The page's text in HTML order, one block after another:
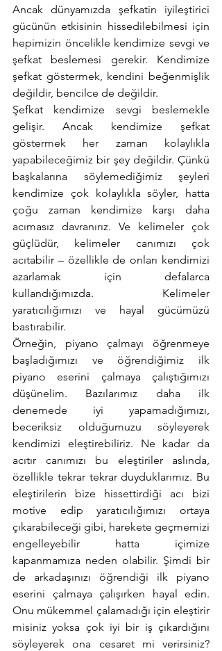
Ancak dünyamızda şefkatin iyileştirici
gücünün etkisinin hissedilebilmesi için
hepimizin öncelikle kendimize sevgi ve
şefkat beslemesi gerekir. Kendimize
şefkat göstermek, kendini beğenmişlik
değildir, bencilce de değildir.
Şefkat kendimize sevgi beslemekle
gelişir. Ancak kendimize şefkat
göstermek her zaman kolaylıkla
yapabileceğimiz bir şey değildir. Çünkü
başkalarına söylemediğimiz şeyleri
kendimize çok kolaylıkla söyler, hatta
çoğu zaman kendimize karşı daha
acımasız davranırız. Ve kelimeler çok
güçlüdür, kelimeler canımızı çok
acıtabilir – özellikle de onları kendimizi
azarlamak için defalarca
kullandığımızda. Kelimeler
yaratıcılığımızı ve hayal gücümüzü
bastırabilir.
Örneğin, piyano çalmayı öğrenmeye
başladığımızı ve öğrendiğimiz ilk
piyano eserini çalmaya çalıştığımızı
düşünelim. Bazılarımız daha ilk
denemede iyi yapamadığımızı,
beceriksiz olduğumuzu söyleyerek
kendimizi eleştirebiliriz. Ne kadar da
acıtır canımızı bu eleştiriler aslında,
özellikle tekrar tekrar duyduklarımız. Bu
eleştirilerin bize hissettirdiği acı bizi
motive edip yaratıcılığımızı ortaya
çıkarabileceği gibi, harekete geçmemizi
engelleyebilir hatta içimize
kapanmamıza neden olabilir. Şimdi bir
de arkadaşınızı öğrendiği ilk piyano
eserini çalmaya çalışırken hayal edin.
Onu mükemmel çalamadığı için eleştirir
misiniz yoksa çok iyi bir iş çıkardığını
söyleyerek ona cesaret mi verirsiniz?